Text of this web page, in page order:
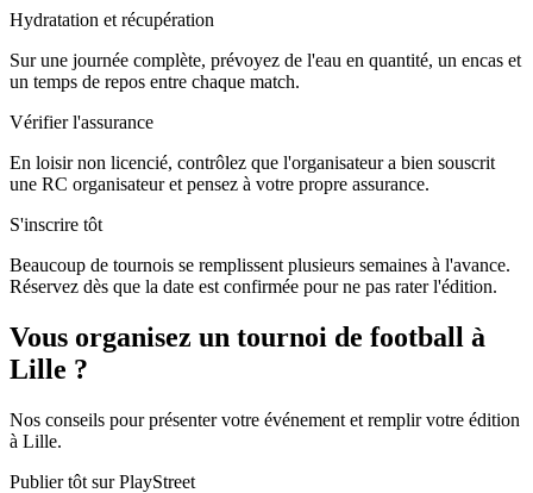
Hydratation et récupération
Sur une journée complète, prévoyez de l'eau en quantité, un encas et
un temps de repos entre chaque match.
Vérifier l'assurance
En loisir non licencié, contrôlez que l'organisateur a bien souscrit
une RC organisateur et pensez à votre propre assurance.
S'inscrire tôt
Beaucoup de tournois se remplissent plusieurs semaines à l'avance.
Réservez dès que la date est confirmée pour ne pas rater l'édition.
Vous organisez un tournoi de football à
Lille ?
Nos conseils pour présenter votre événement et remplir votre édition
à Lille.
Publier tôt sur PlayStreet